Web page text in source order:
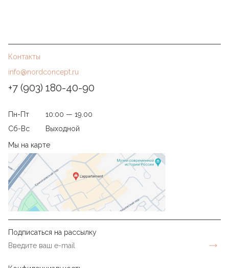
Контакты
info@nordconcept.ru
+7 (903) 180-40-90
Пн-Пт
10:00 — 19.00
Сб-Вс
Выходной
Мы на карте
Подписаться на рассылку